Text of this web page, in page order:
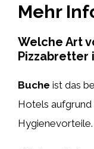
Mehr
Welche Art
Pizzabretter
Buche ist das
Hotels
Hygienevorteile.